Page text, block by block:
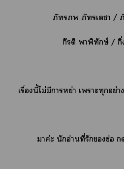
ภั ภัเา /
กีรติ าพิทักษ์ / กิ่
เรื่องนี้ไม่มีาหย่า เาะทุกอย่
าค่ะ นักอ่านที่รักช่อ